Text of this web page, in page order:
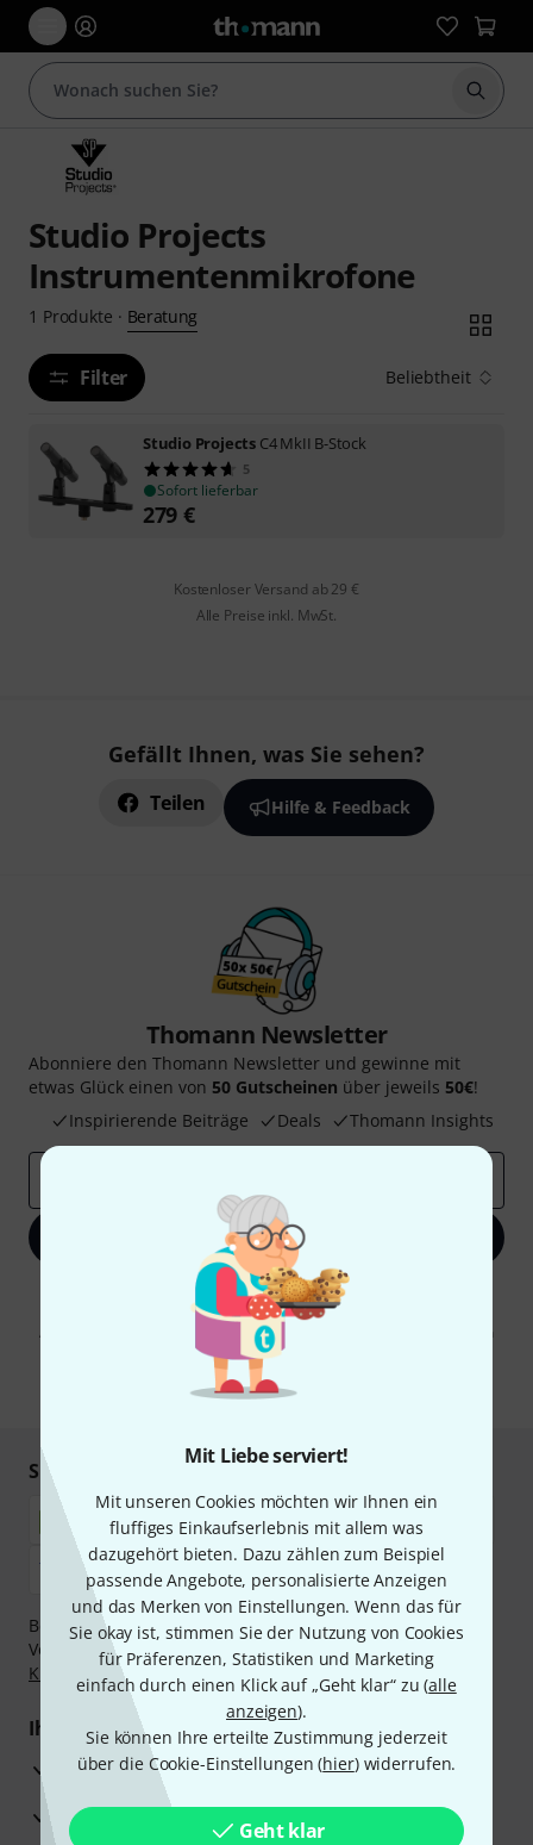
Mit Liebe serviert!
Mit unseren Cookies möchten wir Ihnen ein
fluffiges Einkaufserlebnis mit allem was
dazugehört bieten. Dazu zählen zum Beispiel
passende Angebote, personalisierte Anzeigen
und das Merken von Einstellungen. Wenn das für
Sie okay ist, stimmen Sie der Nutzung von Cookies
für Präferenzen, Statistiken und Marketing
einfach durch einen Klick auf „Geht klar“ zu (alle
anzeigen).
Sie können Ihre erteilte Zustimmung jederzeit
über die Cookie-Einstellungen (hier) widerrufen.
Geht klar
Suche
Studio Projects
Instrumentenmikrofone
1 Produkte · Beratung
Filter Beliebtheit
Studio Projects C4 MkII B-Stock
5
Sofort lieferbar
279 €
Kostenloser Versand ab 29 €
Alle Preise inkl. MwSt.
Gefällt Ihnen, was Sie sehen?
Teilen Hilfe & Feedback
Thomann Newsletter
Abonniere den Thomann Newsletter und gewinne mit
etwas Glück einen von 50 Gutscheinen über jeweils 50€!
Inspirierende Beiträge
Deals Thomann Insights
Jetzt anmelden
Mit Klick auf „Jetzt anmelden“ stimmen Sie dem Erhalt von E-Mail-
Werbung und einer Messung des E-Mail-Nutzungsverhaltens zu. Die
Abmeldung ist jederzeit möglich. Weitere Informationen finden Sie in
unseren
Datenschutzhinweisen
* Pflichtfeld
Sicher einkaufen & bezahlen
Bezahlen Sie vertraulich und sicher per Nachnahme,
Vorkasse, PayPal, Amazon Pay, Klarna Sofort bezahlen
Klarna Ratenzahlungoder Kreditkarte.
Ihre Vorteile
3 Jahre Thomann Garantie
30 Tage Money-Back-Garantie